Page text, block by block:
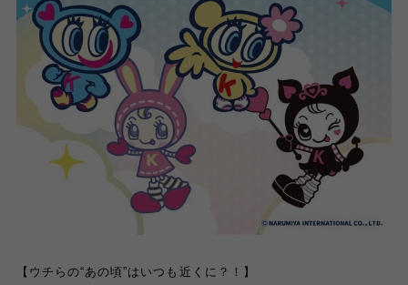
【ウチらの“あの頃”はいつも近くに？！】